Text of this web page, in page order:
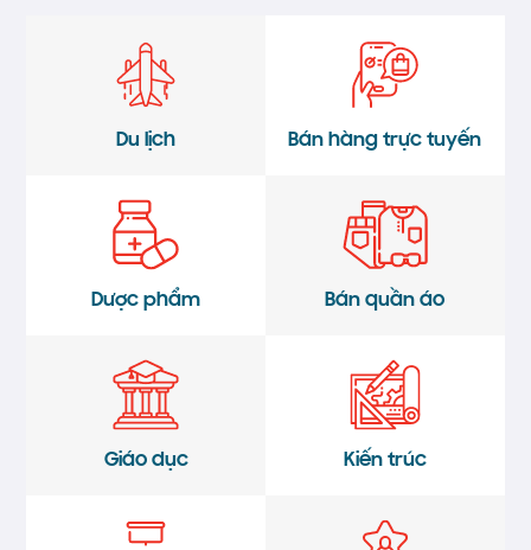
Du lịch Bán hàng trực tuyến
Dược phẩm Bán quần áo
Giáo dục Kiến trúc